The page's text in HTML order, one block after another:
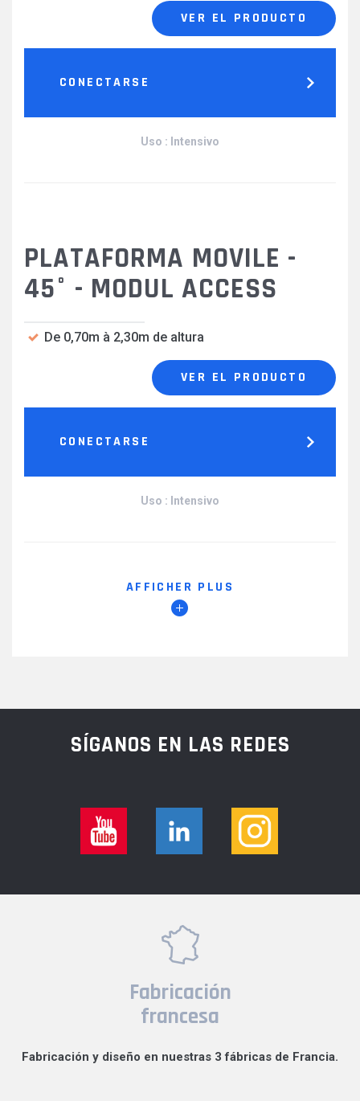
VER EL PRODUCTO
CONECTARSE
Uso : Intensivo
PLATAFORMA MOVILE -
45° - MODUL ACCESS
De 0,70m à 2,30m de altura
VER EL PRODUCTO
CONECTARSE
Uso : Intensivo
AFFICHER PLUS
SÍGANOS EN LAS REDES
Fabricación
francesa
Fabricación y diseño en nuestras 3 fábricas de Francia.